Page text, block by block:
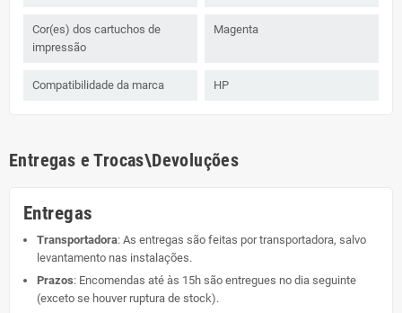
Cor(es) dos cartuchos de
impressão
Magenta
Compatibilidade da marca HP
Entregas e Trocas\Devoluções
Entregas
Transportadora: As entregas são feitas por transportadora, salvo
levantamento nas instalações.
Prazos: Encomendas até às 15h são entregues no dia seguinte
(exceto se houver ruptura de stock).